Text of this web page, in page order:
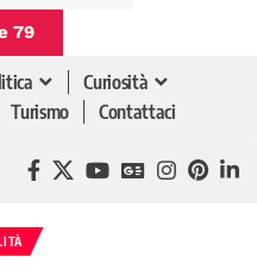
79
Curiosità
Turismo Contattaci